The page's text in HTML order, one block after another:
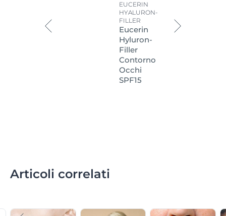
EUCERIN
HYALURON-
FILLER
Eucerin
Hyluron-
Filler
Contorno
Occhi
SPF15
Articoli correlati